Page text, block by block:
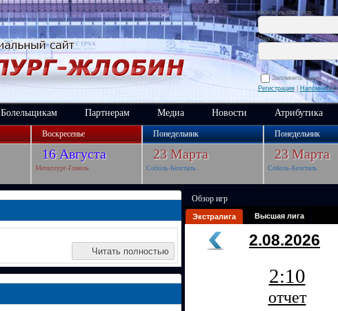
Имя пользователя:
Пароль:
Запомнить меня
Регистрация| Напомнить?
Болельщикам Партнерам Медиа Новости Атрибутика
Воскресенье Понедельник Понедельник
16 Августа 23 Марта 23 Марта
Металлург-Гомель Соболь-Белсталь Соболь-Белсталь
Читать полностью
Обзор игр
Экстралига Высшая лига
2.08.2026
2:10
отчет